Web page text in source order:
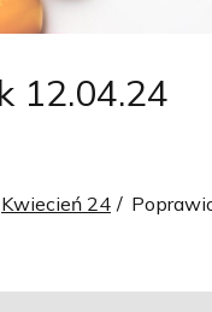
12.04.24
Kwiecień 24